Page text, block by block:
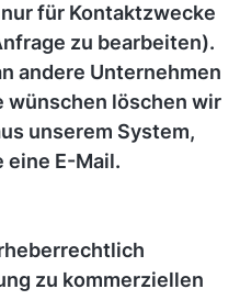
für Kontaktzwecke
zu bearbeiten).
andere Unternehmen
wünschen löschen wir
unserem System,
eine E-Mail.
zu kommerziellen